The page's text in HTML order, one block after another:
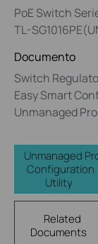
PoE Switch
TL-
Documento
Switch
Easy Smart
Unmanaged
Unmanaged
Configuration
Utility
Related
Documents